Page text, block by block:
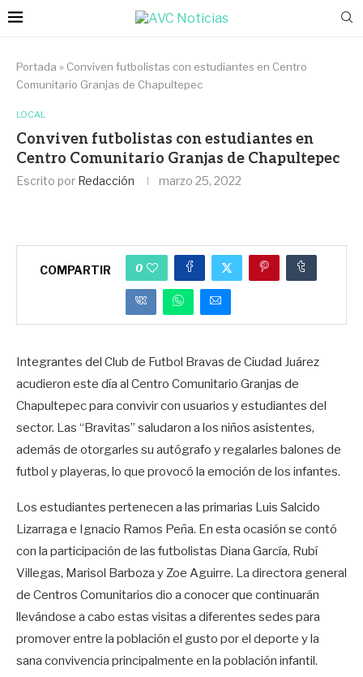
Portada » Conviven futbolistas con estudiantes en Centro
Comunitario Granjas de Chapultepec
LOCAL
Conviven futbolistas con estudiantes en
Centro Comunitario Granjas de Chapultepec
Escrito por Redacción marzo 25, 2022
COMPARTIR 0
Integrantes del Club de Futbol Bravas de Ciudad Juárez
acudieron este día al Centro Comunitario Granjas de
Chapultepec para convivir con usuarios y estudiantes del
sector. Las “Bravitas” saludaron a los niños asistentes,
además de otorgarles su autógrafo y regalarles balones de
futbol y playeras, lo que provocó la emoción de los infantes.
Los estudiantes pertenecen a las primarias Luis Salcido
Lizarraga e Ignacio Ramos Peña. En esta ocasión se contó
con la participación de las futbolistas Diana García, Rubí
Villegas, Marisol Barboza y Zoe Aguirre. La directora general
de Centros Comunitarios dio a conocer que continuarán
llevándose a cabo estas visitas a diferentes sedes para
promover entre la población el gusto por el deporte y la
sana convivencia principalmente en la población infantil.